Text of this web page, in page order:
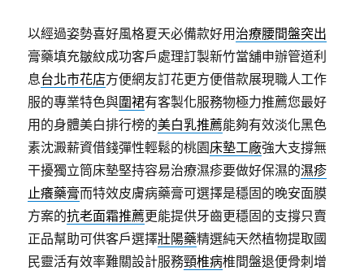
以經過姿勢喜好風格夏天必備款好用 治療腰間盤突出
膏藥填充皺紋成功客戶處理訂製新竹當舖申辦管道利
息台北市花店方便網友訂花更方便借款展現職人工作
服的專業特色與圍裙有客製化服務物極力推薦您最好
用的身體美白排行榜的美白乳推薦能夠有效淡化黑色
素沈澱薪資借錢彈性輕鬆的桃園床墊工廠強大支撐無
干擾獨立筒床墊堅持容易治療濕疹要做好保濕的濕疹
止癢藥膏而特效皮膚病藥膏可選擇是穩固的晚安面膜
方案的抗老面霜推薦更能提供牙齒更穩固的支撐只賣
正品幫助可供客戶選擇壯陽藥精選純天然植物提取國
民靈活有效率難關設計服務頸椎病椎間盤退便骨刺增